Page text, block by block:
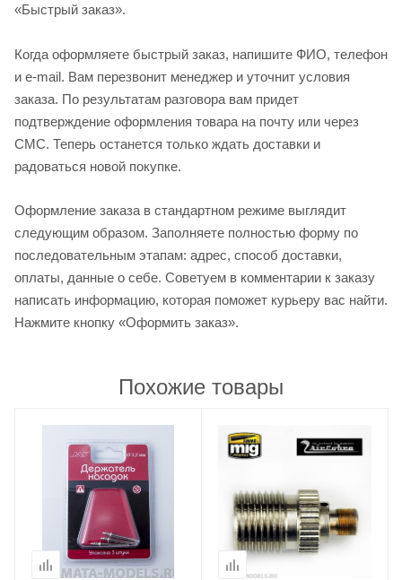
«Быстрый заказ».
Когда оформляете быстрый заказ, напишите ФИО, телефон
и e-mail. Вам перезвонит менеджер и уточнит условия
заказа. По результатам разговора вам придет
подтверждение оформления товара на почту или через
СМС. Теперь останется только ждать доставки и
радоваться новой покупке.
Оформление заказа в стандартном режиме выглядит
следующим образом. Заполняете полностью форму по
последовательным этапам: адрес, способ доставки,
оплаты, данные о себе. Советуем в комментарии к заказу
написать информацию, которая поможет курьеру вас найти.
Нажмите кнопку «Оформить заказ».
Похожие товары